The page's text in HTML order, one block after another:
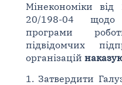
Мінекономіки
20/198-04 щодо
програми
підвідомчих
організацій
1. Затвердити